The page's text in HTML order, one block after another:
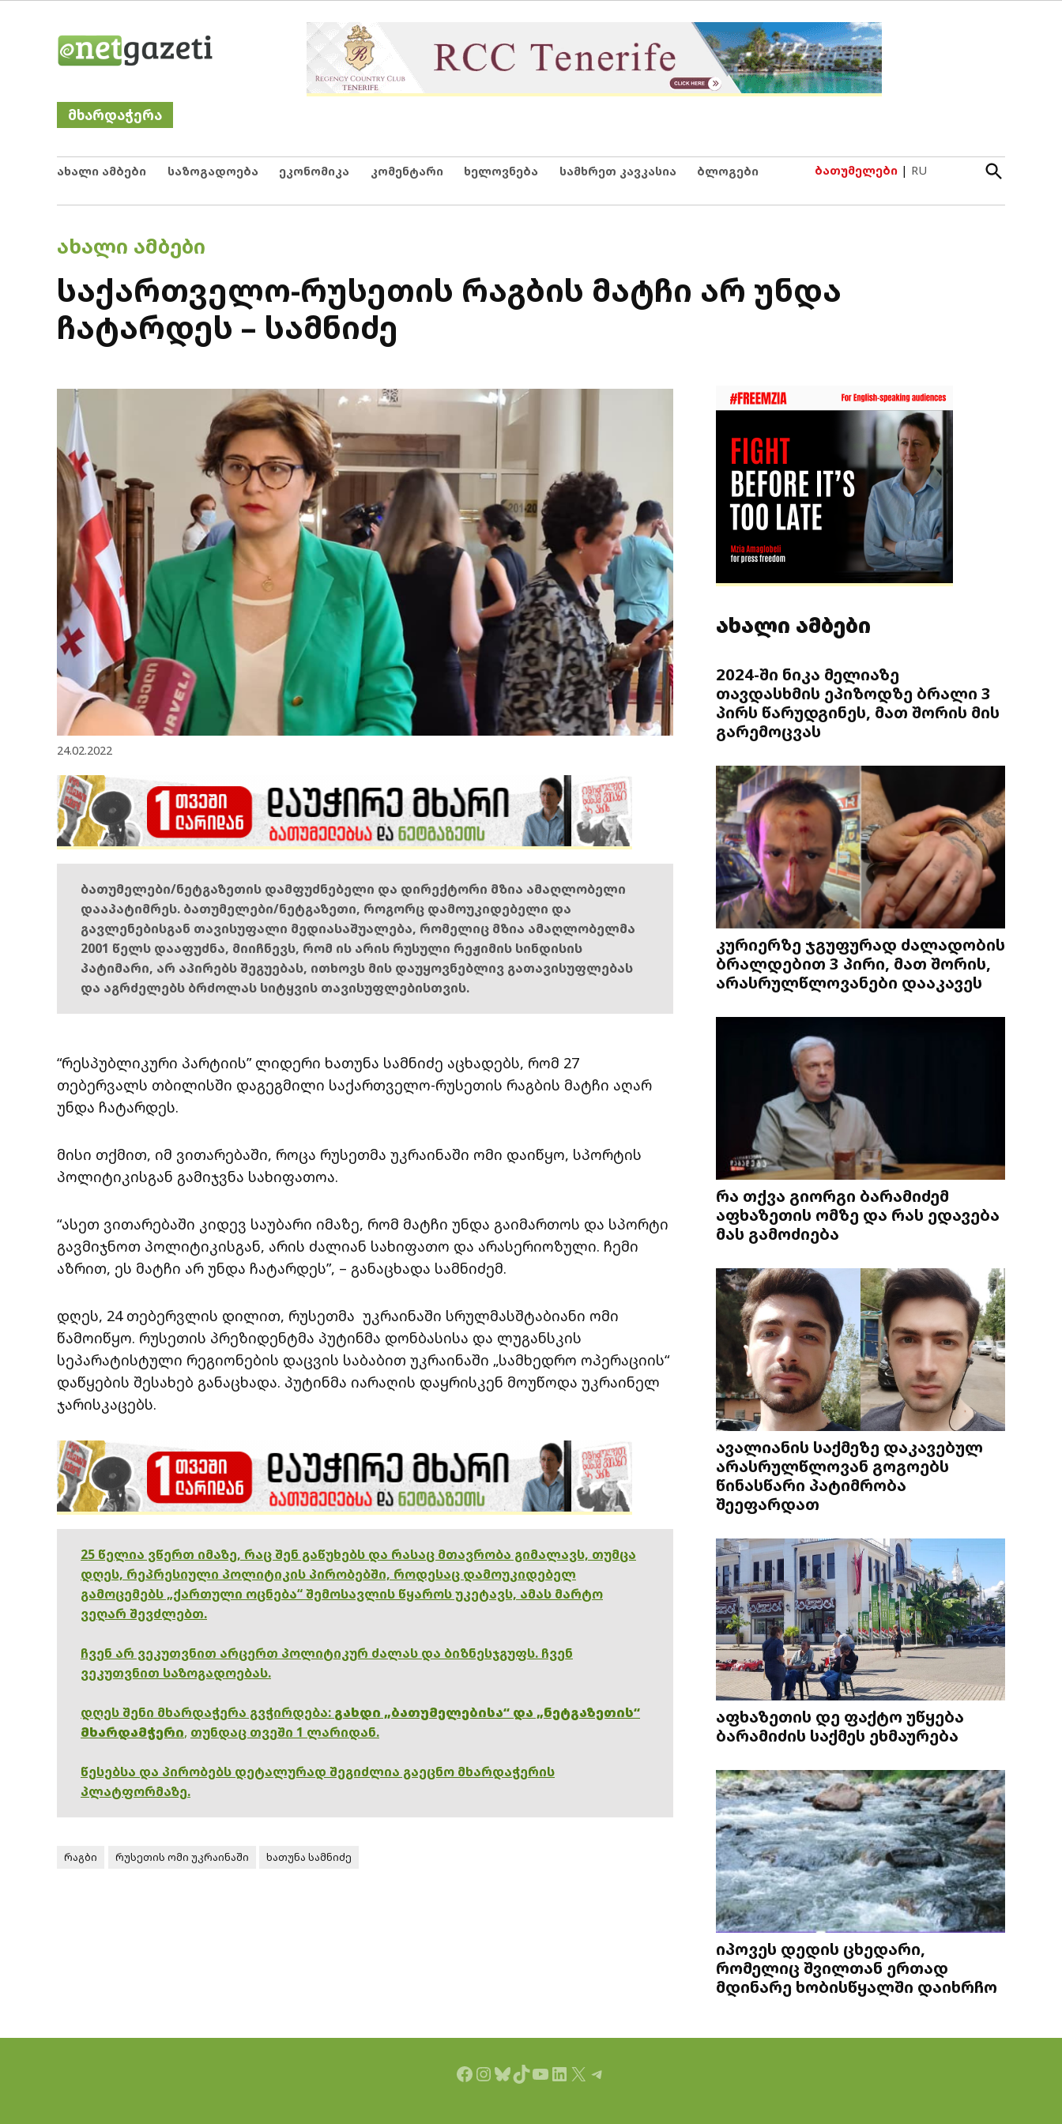
Netgazeti
მხარდაჭერა
ახალი ამბები საზოგადოება ეკონომიკა კომენტარი ხელოვნება სამხრეთ კავკასია ბლოგები ბათუმელები | RU
Open
Search
POSTED
ᲐᲮᲐᲚᲘ ᲐᲛᲑᲔᲑᲘ
საქართველო-რუსეთის რაგბის მატჩი არ უნდა
ჩატარდეს – სამნიძე
24.02.2022
ბათუმელები/ნეტგაზეთის დამფუძნებელი და დირექტორი მზია ამაღლობელი
დააპატიმრეს. ბათუმელები/ნეტგაზეთი, როგორც დამოუკიდებელი და
გავლენებისგან თავისუფალი მედიასაშუალება, რომელიც მზია ამაღლობელმა
2001 წელს დააფუძნა, მიიჩნევს, რომ ის არის რუსული რეჟიმის სინდისის
პატიმარი, არ აპირებს შეგუებას, ითხოვს მის დაუყოვნებლივ გათავისუფლებას
და აგრძელებს ბრძოლას სიტყვის თავისუფლებისთვის.
“რესპუბლიკური პარტიის” ლიდერი ხათუნა სამნიძე აცხადებს, რომ 27
თებერვალს თბილისში დაგეგმილი საქართველო-რუსეთის რაგბის მატჩი აღარ
უნდა ჩატარდეს.
მისი თქმით, იმ ვითარებაში, როცა რუსეთმა უკრაინაში ომი დაიწყო, სპორტის
პოლიტიკისგან გამიჯვნა სახიფათოა.
“ასეთ ვითარებაში კიდევ საუბარი იმაზე, რომ მატჩი უნდა გაიმართოს და სპორტი
გავმიჯნოთ პოლიტიკისგან, არის ძალიან სახიფათო და არასერიოზული. ჩემი
აზრით, ეს მატჩი არ უნდა ჩატარდეს”, – განაცხადა სამნიძემ.
დღეს, 24 თებერვლის დილით, რუსეთმა უკრაინაში სრულმასშტაბიანი ომი
წამოიწყო. რუსეთის პრეზიდენტმა პუტინმა დონბასისა და ლუგანსკის
სეპარატისტული რეგიონების დაცვის საბაბით უკრაინაში „სამხედრო ოპერაციის“
დაწყების შესახებ განაცხადა. პუტინმა იარაღის დაყრისკენ მოუწოდა უკრაინელ
ჯარისკაცებს.
25 წელია ვწერთ იმაზე, რაც შენ გაწუხებს და რასაც მთავრობა გიმალავს, თუმცა
დღეს, რეპრესიული პოლიტიკის პირობებში, როდესაც დამოუკიდებელ
გამოცემებს „ქართული ოცნება“ შემოსავლის წყაროს უკეტავს, ამას მარტო
ვეღარ შევძლებთ.
ჩვენ არ ვეკუთვნით არცერთ პოლიტიკურ ძალას და ბიზნესჯგუფს. ჩვენ
ვეკუთვნით საზოგადოებას.
დღეს შენი მხარდაჭერა გვჭირდება: გახდი „ბათუმელებისა“ და „ნეტგაზეთის“
მხარდამჭერი, თუნდაც თვეში 1 ლარიდან.
წესებსა და პირობებს დეტალურად შეგიძლია გაეცნო მხარდაჭერის
პლატფორმაზე.
რაგბი რუსეთის ომი უკრაინაში ხათუნა სამნიძე
ახალი ამბები
2024-ში ნიკა მელიაზე
თავდასხმის ეპიზოდზე ბრალი 3
პირს წარუდგინეს, მათ შორის მის
გარემოცვას
კურიერზე ჯგუფურად ძალადობის
ბრალდებით 3 პირი, მათ შორის,
არასრულწლოვანები დააკავეს
რა თქვა გიორგი ბარამიძემ
აფხაზეთის ომზე და რას ედავება
მას გამოძიება
ავალიანის საქმეზე დაკავებულ
არასრულწლოვან გოგოებს
წინასწარი პატიმრობა
შეეფარდათ
აფხაზეთის დე ფაქტო უწყება
ბარამიძის საქმეს ეხმაურება
იპოვეს დედის ცხედარი,
რომელიც შვილთან ერთად
მდინარე ხობისწყალში დაიხრჩო
Facebook
Instagram
Bluesky
TikTok
YouTube
LinkedIn
X Telegram